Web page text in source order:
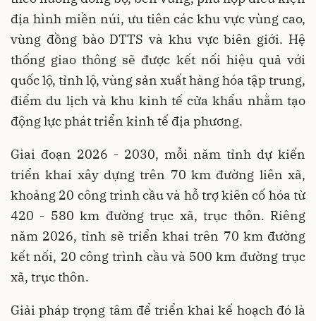
địa hình miền núi, ưu tiên các khu vực vùng cao,
vùng đồng bào DTTS và khu vực biên giới. Hệ
thống giao thông sẽ được kết nối hiệu quả với
quốc lộ, tỉnh lộ, vùng sản xuất hàng hóa tập trung,
điểm du lịch và khu kinh tế cửa khẩu nhằm tạo
động lực phát triển kinh tế địa phương.
Giai đoạn 2026 - 2030, mỗi năm tỉnh dự kiến
triển khai xây dựng trên 70 km đường liên xã,
khoảng 20 công trình cầu và hỗ trợ kiên cố hóa từ
420 - 580 km đường trục xã, trục thôn. Riêng
năm 2026, tỉnh sẽ triển khai trên 70 km đường
kết nối, 20 công trình cầu và 500 km đường trục
xã, trục thôn.
Giải pháp trọng tâm để triển khai kế hoạch đó là